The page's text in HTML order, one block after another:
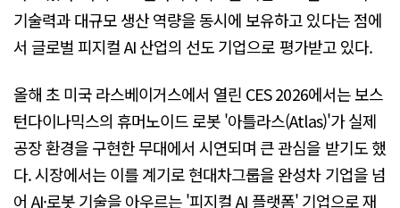
기술력과 대규모 생산 역량을 동시에 보유하고 있다는 점에
서 글로벌 피지컬 AI 산업의 선도 기업으로 평가받고 있다.
올해 초 미국 라스베이거스에서 열린 CES 2026에서는 보스
턴다이나믹스의 휴머노이드 로봇 '아틀라스(Atlas)'가 실제
공장 환경을 구현한 무대에서 시연되며 큰 관심을 받기도 했
다. 시장에서는 이를 계기로 현대차그룹을 완성차 기업을 넘
어 AI·로봇 기술을 아우르는 '피지컬 AI 플랫폼' 기업으로 재